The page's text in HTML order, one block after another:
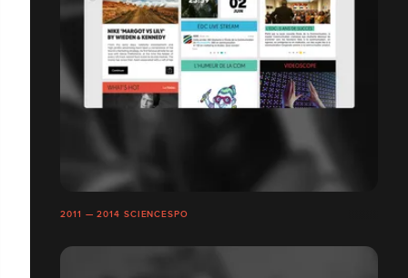
2011 — 2014 SCIENCESPO